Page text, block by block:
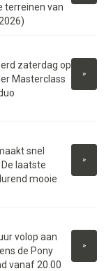
terreinen van
»
zaterdag op
Masterclass
»
snel
laatste
mooie
»
volop aan
de Pony
vanaf 20.00